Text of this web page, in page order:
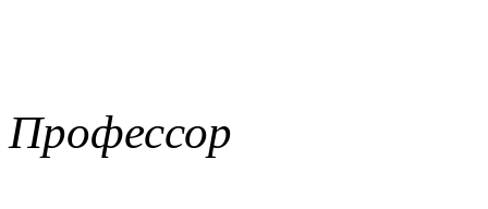
Профессор